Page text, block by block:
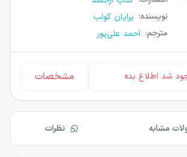
نویسنده: برایان کولب
مترجم: احمد علی‌پور
شد اطلاع بده مشخصات
مشابه نظرات